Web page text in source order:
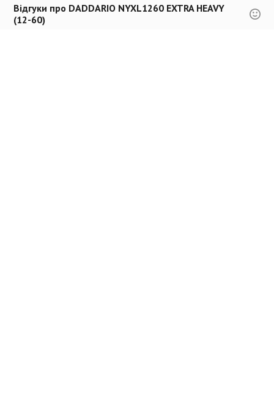
Відгуки про DADDARIO NYXL1260 EXTRA HEAVY
(12-60)